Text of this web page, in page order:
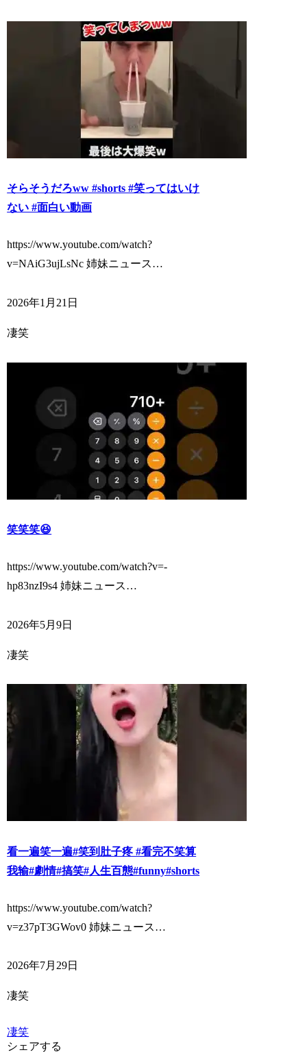
そらそうだろww #shorts #笑ってはいけ
ない #面白い動画
https://www.youtube.com/watch?
v=NAiG3ujLsNc 姉妹ニュース…
2026年1月21日
凄笑
笑笑笑😆
https://www.youtube.com/watch?v=-
hp83nzI9s4 姉妹ニュース…
2026年5月9日
凄笑
看一遍笑一遍#笑到肚子疼 #看完不笑算
我输#劇情#搞笑#人生百態#funny#shorts
https://www.youtube.com/watch?
v=z37pT3GWov0 姉妹ニュース…
2026年7月29日
凄笑
凄笑
シェアする